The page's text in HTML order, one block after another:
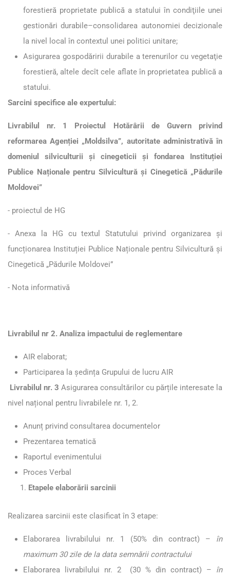
forestieră proprietate publică a statului în condiţiile unei
gestionări durabile–consolidarea autonomiei decizionale
la nivel local în contextul unei politici unitare;
Asigurarea gospodăririi durabile a terenurilor cu vegetaţie
forestieră, altele decît cele aflate în proprietatea publică a
statului.
Sarcini specifice ale expertului:
Livrabilul nr. 1
Proiectul Hotărârii de Guvern privind
reformarea Agenției „Moldsilva”, autoritate administrativă în
domeniul silviculturii și cinegeticii și fondarea Instituției
Publice Naționale pentru Silvicultură și Cinegetică „Pădurile
Moldovei”
- proiectul de HG
- Anexa la HG cu textul Statutului privind organizarea și
funcționarea Instituției Publice Naționale pentru Silvicultură și
Cinegetică „Pădurile Moldovei”
- Nota informativă
Livrabilul nr 2. Analiza impactului de reglementare
AIR elaborat;
Participarea la ședința Grupului de lucru AIR
Livrabilul nr. 3 Asigurarea consultărilor cu părțile interesate la
nivel național pentru livrabilele nr. 1, 2.
Anunț privind consultarea documentelor
Prezentarea tematică
Raportul evenimentului
Proces Verbal
Etapele elaborării sarcinii
Realizarea sarcinii este clasificat în 3 etape:
Elaborarea livrabilului nr. 1 (50% din contract) – în
maximum 30 zile de la data semnării contractului
Elaborarea livrabilului nr. 2 (30 % din contract) – în